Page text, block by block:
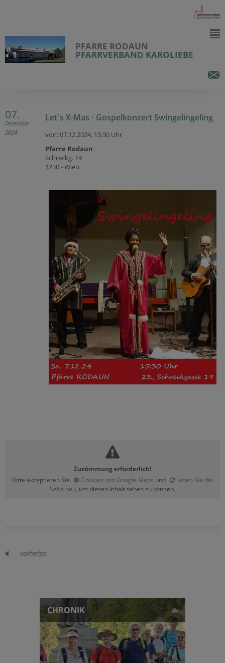
PFARRE RODAUN
PFARRVERBAND KAROLIEBE
07.
Dezember
2024
Let´s X-Mas - Gospelkonzert Swingelingeling
von: 07.12.2024, 15:30 Uhr
Pfarre Rodaun
Schreckg. 19
1230 - Wien
Zustimmung erforderlich!
Bitte akzeptieren Sie
Cookies von Google Maps und
laden Sie die
Seite neu, um diesen Inhalt sehen zu können.
vorherige
CHRONIK